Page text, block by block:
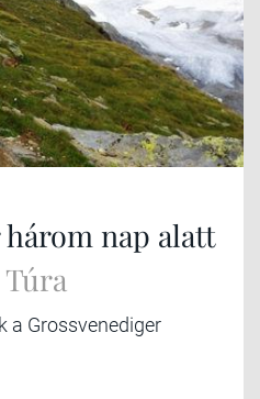
nap alatt
a Grossvenediger